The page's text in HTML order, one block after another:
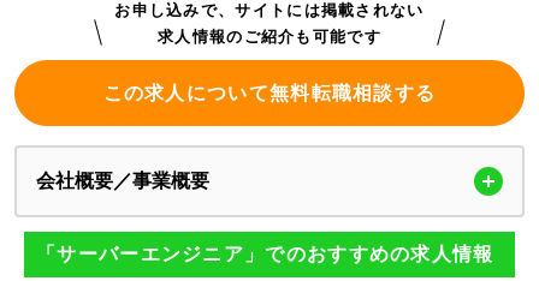
お申し込みで、サイトには掲載されない
求人情報のご紹介も可能です
この求人について無料転職相談する
会社概要／事業概要
「サーバーエンジニア」でのおすすめの求人情報